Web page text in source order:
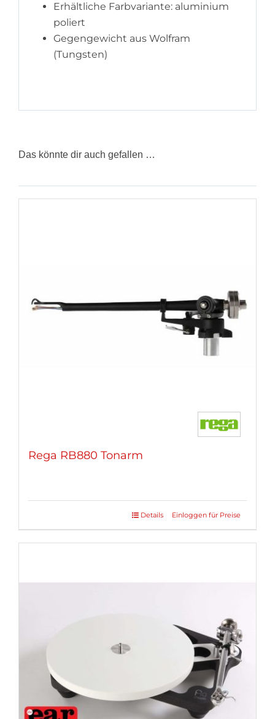
Erhältliche Farbvariante: aluminium
poliert
Gegengewicht aus Wolfram
(Tungsten)
Das könnte dir auch gefallen …
Rega RB880 Tonarm
Einloggen für Preise
Details